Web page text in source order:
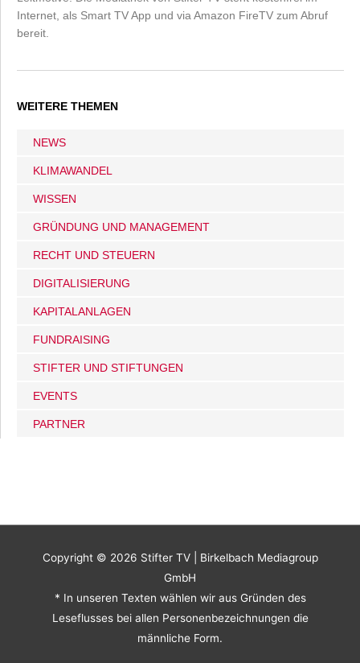
Internet, als Smart TV App und via Amazon FireTV zum Abruf
bereit.
WEITERE THEMEN
NEWS
KLIMAWANDEL
WISSEN
GRÜNDUNG UND MANAGEMENT
RECHT UND STEUERN
DIGITALISIERUNG
KAPITALANLAGEN
FUNDRAISING
STIFTER UND STIFTUNGEN
EVENTS
PARTNER
Copyright © 2026 Stifter TV| Birkelbach Mediagroup
GmbH
* In unseren Texten wählen wir aus Gründen des
Leseflusses bei allen Personenbezeichnungen die
männliche Form.